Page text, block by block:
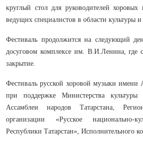
круглый стол для руководителей хоровых
ведущих специалистов в области культуры и
Фестиваль продолжится на следующий
досуговом комплексе им. В.И.Ленина, где
закрытие.
Фестиваль русской хоровой музыки имени
при поддержке Министерства культуры
Ассамблеи народов Татарстана,
организации «Русское национально-
Республики Татарстан», Исполнительного